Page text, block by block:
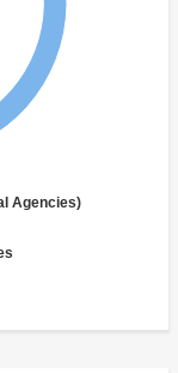
Agencies)